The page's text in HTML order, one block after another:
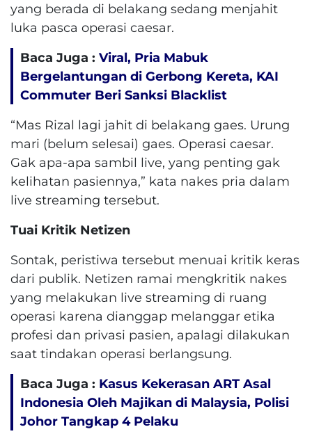
yang berada di belakang sedang menjahit
luka pasca operasi caesar.
Baca Juga : Viral, Pria Mabuk
Bergelantungan di Gerbong Kereta, KAI
Commuter Beri Sanksi Blacklist
“Mas Rizal lagi jahit di belakang gaes. Urung
mari (belum selesai) gaes. Operasi caesar.
Gak apa-apa sambil live, yang penting gak
kelihatan pasiennya,” kata nakes pria dalam
live streaming tersebut.
Tuai Kritik Netizen
Sontak, peristiwa tersebut menuai kritik keras
dari publik. Netizen ramai mengkritik nakes
yang melakukan live streaming di ruang
operasi karena dianggap melanggar etika
profesi dan privasi pasien, apalagi dilakukan
saat tindakan operasi berlangsung.
Baca Juga : Kasus Kekerasan ART Asal
Indonesia Oleh Majikan di Malaysia, Polisi
Johor Tangkap 4 Pelaku